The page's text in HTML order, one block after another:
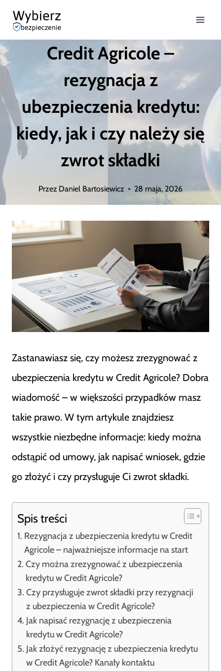
Przejdź
treści
Credit Agricole –
rezygnacja z
ubezpieczenia kredytu:
kiedy, jak i czy należy się
zwrot składki
Przez Daniel Bartosiewicz 28 maja, 2026
Zastanawiasz się, czy możesz zrezygnować z
ubezpieczenia kredytu w Credit Agricole? Dobra
wiadomość – w większości przypadków masz
takie prawo. W tym artykule znajdziesz
wszystkie niezbędne informacje: kiedy można
odstąpić od umowy, jak napisać wniosek, gdzie
go złożyć i czy przysługuje Ci zwrot składki.
Spis treści
Rezygnacja z ubezpieczenia kredytu w Credit
Agricole – najważniejsze informacje na start
Czy można zrezygnować z ubezpieczenia
kredytu w Credit Agricole?
Czy przysługuje zwrot składki przy rezygnacji
z ubezpieczenia w Credit Agricole?
Jak napisać rezygnację z ubezpieczenia
kredytu w Credit Agricole?
Jak złożyć rezygnację z ubezpieczenia kredytu
w Credit Agricole? Kanały kontaktu